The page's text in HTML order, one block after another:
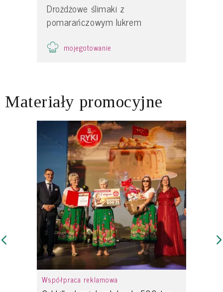
Drożdżowe ślimaki z
pomarańczowym lukrem
mojegotowanie
Materiały promocyjne
Współpraca reklamowa